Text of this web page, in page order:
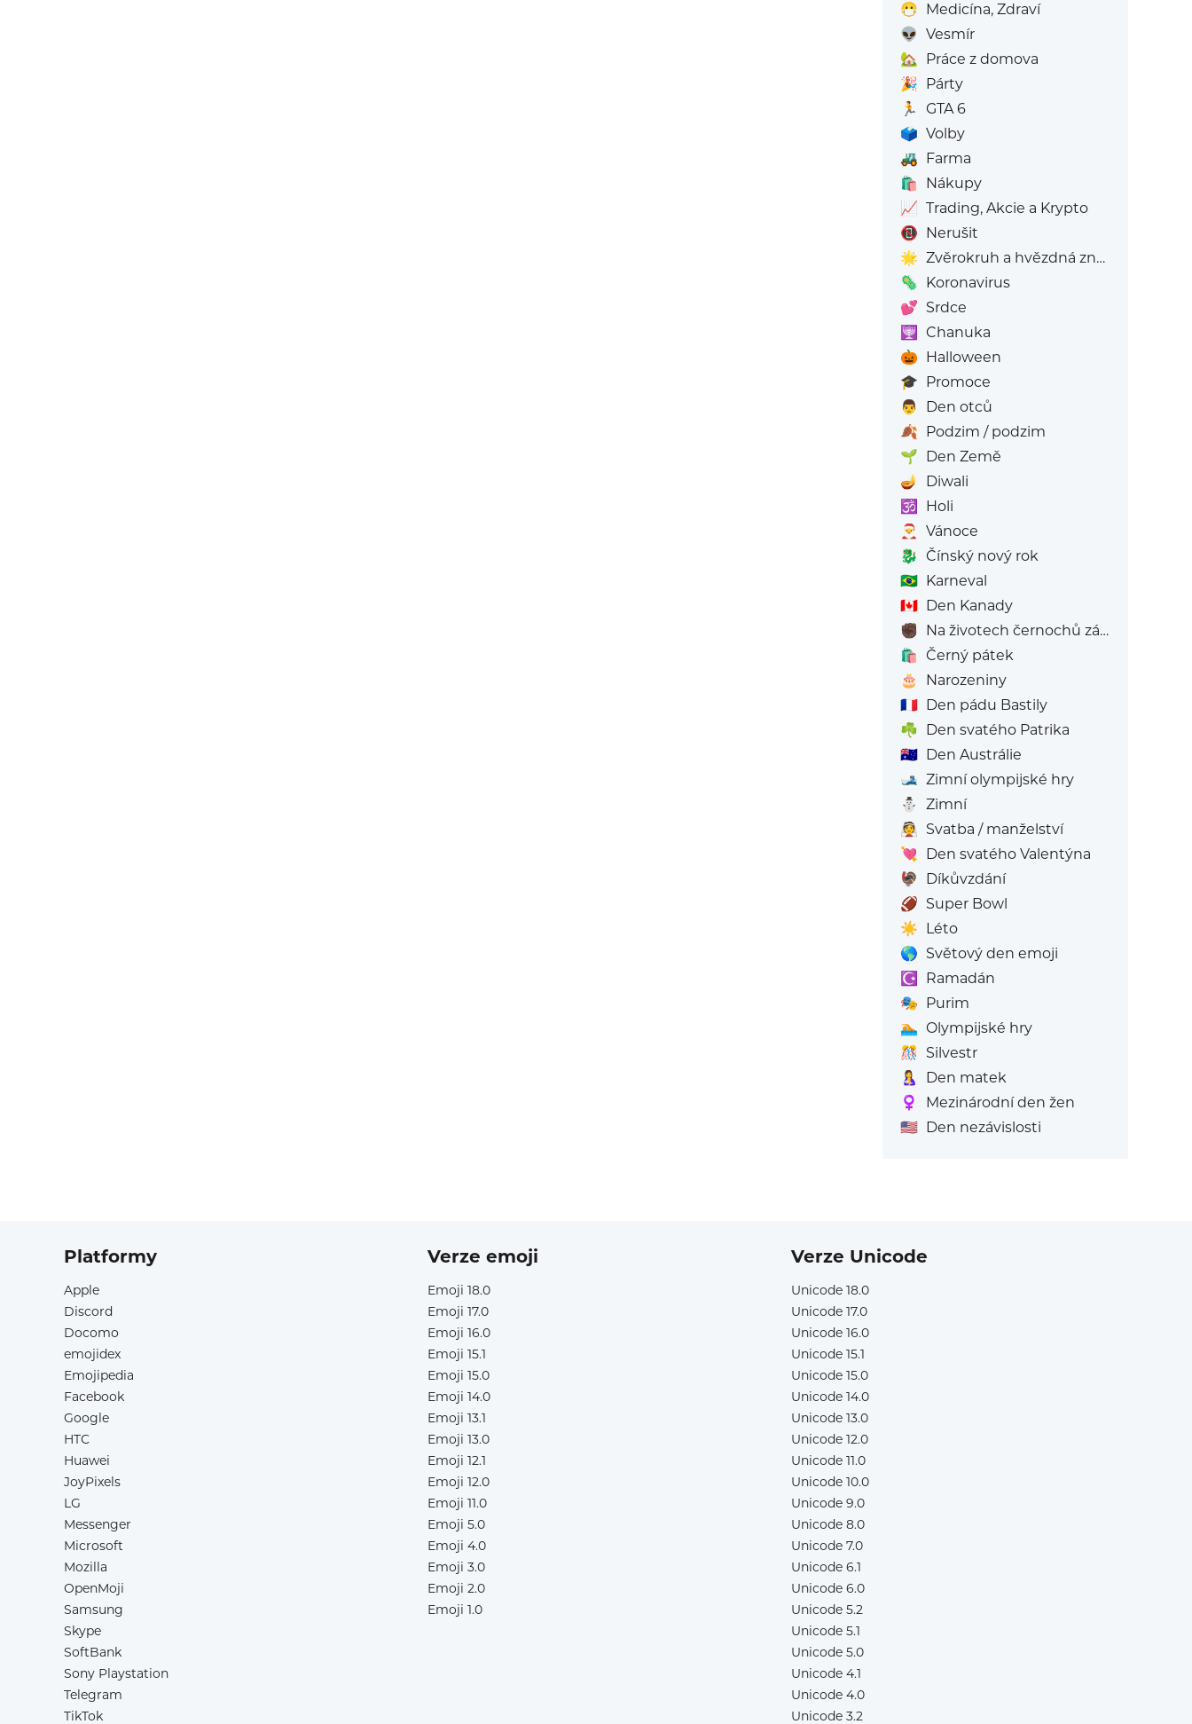
😷 Medicína, Zdraví
👽 Vesmír
🏡
Práce z domova
🎉 Párty
🏃
GTA 6
🗳️ Volby
🚜 Farma
🛍️
Nákupy
📈 Trading, Akcie a Krypto
📵 Nerušit
🌟 Zvěrokruh a hvězdná znamení
🦠 Koronavirus
💕 Srdce
🕎
Chanuka
🎃 Halloween
🎓 Promoce
👨
Den otců
🍂 Podzim / podzim
🌱 Den Země
🪔
Diwali
🕉️
Holi
🎅
Vánoce
🐉 Čínský nový rok
🇧🇷 Karneval
🇨🇦 Den Kanady
✊🏿 Na životech černochů záleží
🛍️ Černý pátek
🎂
Narozeniny
🇫🇷 Den pádu Bastily
☘️ Den svatého Patrika
🇦🇺 Den Austrálie
🎿 Zimní olympijské hry
⛄
Zimní
👰 Svatba / manželství
💘 Den svatého Valentýna
🦃
Díkůvzdání
🏈 Super Bowl
☀️ Léto
🌎 Světový den emoji
☪️
Ramadán
🎭 Purim
🏊 Olympijské hry
🎊
Silvestr
🤱
Den matek
♀️
Mezinárodní den žen
🇺🇸 Den nezávislosti
Platformy
Apple
Discord
Docomo
emojidex
Emojipedia
Facebook
Google
HTC
Huawei
JoyPixels
LG
Messenger
Microsoft
Mozilla
OpenMoji
Samsung
Skype
SoftBank
Sony Playstation
Telegram
TikTok
Verze emoji
Emoji 18.0
Emoji 17.0
Emoji 16.0
Emoji 15.1
Emoji 15.0
Emoji 14.0
Emoji 13.1
Emoji 13.0
Emoji 12.1
Emoji 12.0
Emoji 11.0
Emoji 5.0
Emoji 4.0
Emoji 3.0
Emoji 2.0
Emoji 1.0
Verze Unicode
Unicode 18.0
Unicode 17.0
Unicode 16.0
Unicode 15.1
Unicode 15.0
Unicode 14.0
Unicode 13.0
Unicode 12.0
Unicode 11.0
Unicode 10.0
Unicode 9.0
Unicode 8.0
Unicode 7.0
Unicode 6.1
Unicode 6.0
Unicode 5.2
Unicode 5.1
Unicode 5.0
Unicode 4.1
Unicode 4.0
Unicode 3.2